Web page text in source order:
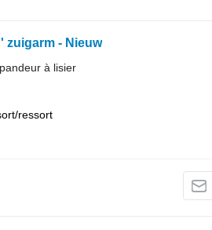
zuigarm - Nieuw
à lisier
ressort